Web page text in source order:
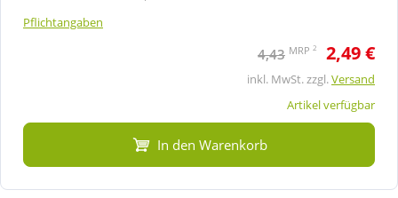
Pflichtangaben
4,43 MRP 2 2,49 €
inkl. MwSt. zzgl.Versand
Artikel verfügbar
In den Warenkorb